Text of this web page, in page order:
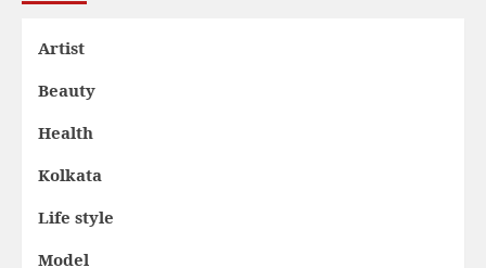
Artist
Beauty
Health
Kolkata
Life style
Model